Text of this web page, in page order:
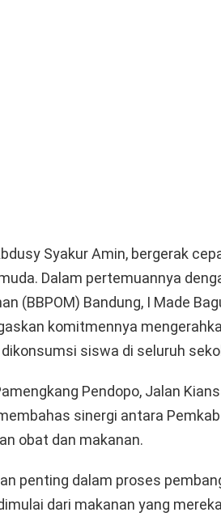
Syakur Amin, bergerak
Dalam pertemuannya
(BBPOM) Bandung, I Made
komitmennya
siswa di seluruh
Pendopo, Jalan
sinergi antara
obat dan makanan.
penting dalam proses
dari makanan yang